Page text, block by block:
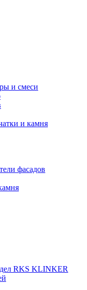
и смеси
и камня
фасадов
RKS KLINKER